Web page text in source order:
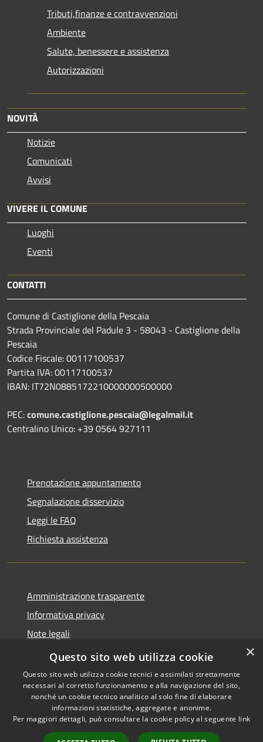
Tributi,finanze e contravvenzioni
Ambiente
Salute, benessere e assistenza
Autorizzazioni
NOVITÀ
Notizie
Comunicati
Avvisi
VIVERE IL COMUNE
Luoghi
Eventi
CONTATTI
Comune di Castiglione della Pescaia
Strada Provinciale del Padule 3 - 58043 - Castiglione della
Pescaia
Codice Fiscale: 00117100537
Partita IVA: 00117100537
IBAN: IT72N0885172210000000500000
PEC:comune.castiglione.pescaia@legalmail.it
Centralino Unico: +39 0564 927111
Prenotazione appuntamento
Segnalazione disservizio
Leggi le FAQ
Richiesta assistenza
Amministrazione trasparente
Informativa privacy
Note legali
Dichiarazione di accessibilità
Accessibilità
Copyright © 2026 • Comune di
Castiglione della Pescaia •
×
Questo sito web utilizza cookie
Questo sito web utilizza cookie tecnici e assimilati strettamente
necessari al corretto funzionamento e alla navigazione del sito,
nonché un cookie tecnico analitico al solo fine di elaborare
informazioni statistiche, aggregate e anonime.
Per maggiori dettagli, può consultare la cookie policy al seguente link